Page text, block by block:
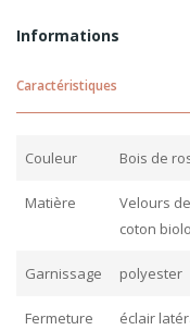
Informations
Caractéristiques
Couleur Bois de
Matière
Velours
coton
Garnissage polyester
Fermeture éclair